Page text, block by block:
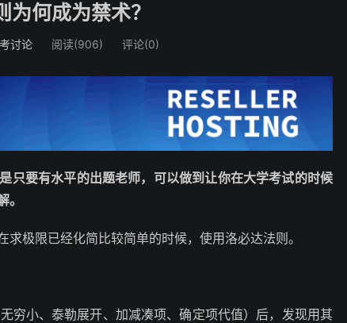
为何成为禁术？
讨论 阅读(906) 评论(0)
只要有水平的出题老师，可以做到让你在大学考试的时候
。
极限已经化简比较简单的时候，使用洛必达法则。
穷小、泰勒展开、加减凑项、确定项代值）后，发现用其